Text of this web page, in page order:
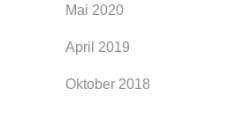
Mai 2020
April 2019
Oktober 2018